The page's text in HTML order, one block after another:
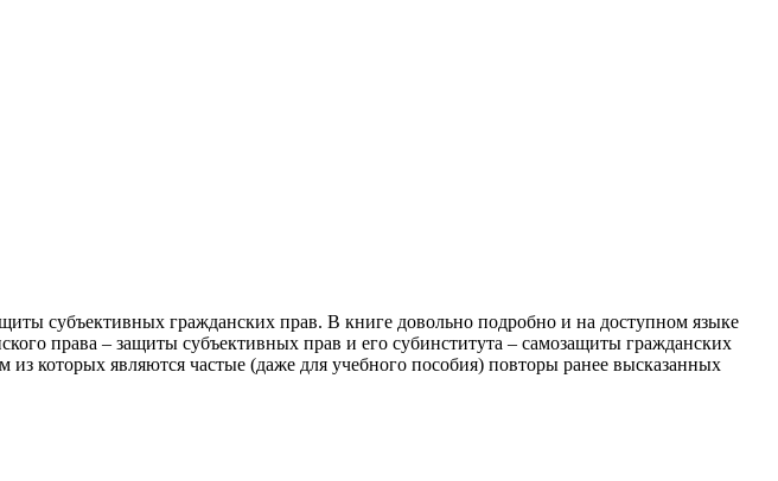
субъективных гражданских прав. В книге довольно подробно и на доступном языке
права – защиты субъективных прав и его субинститута – самозащиты гражданских
которых являются частые (даже для учебного пособия) повторы ранее высказанных